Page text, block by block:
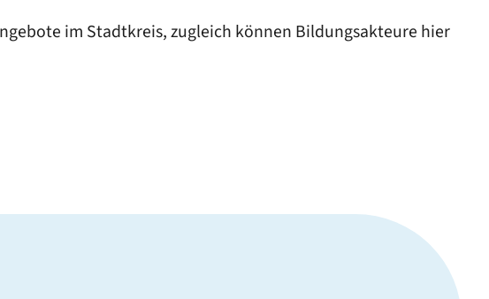
im Stadtkreis, zugleich können Bildungsakteure hier